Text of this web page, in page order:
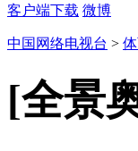
客户端下载 微博
中国网络电视台 >
[全景